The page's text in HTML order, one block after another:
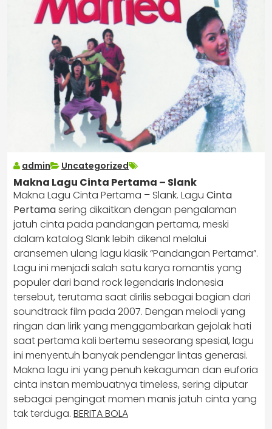
admin Uncategorized
Makna Lagu Cinta Pertama – Slank
Makna Lagu Cinta Pertama – Slank. Lagu Cinta
Pertamasering dikaitkan dengan pengalaman
jatuh cinta pada pandangan pertama, meski
dalam katalog Slank lebih dikenal melalui
aransemen ulang lagu klasik “Pandangan Pertama”.
Lagu ini menjadi salah satu karya romantis yang
populer dari band rock legendaris Indonesia
tersebut, terutama saat dirilis sebagai bagian dari
soundtrack film pada 2007. Dengan melodi yang
ringan dan lirik yang menggambarkan gejolak hati
saat pertama kali bertemu seseorang spesial, lagu
ini menyentuh banyak pendengar lintas generasi.
Makna lagu ini yang penuh kekaguman dan euforia
cinta instan membuatnya timeless, sering diputar
sebagai pengingat momen manis jatuh cinta yang
tak terduga. BERITA BOLA